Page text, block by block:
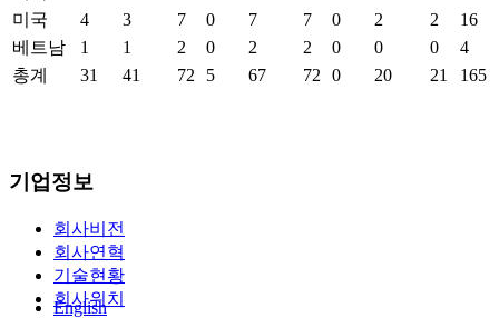
English
미국
4 3 7 0 7 7 0 2 2
16
베트남
1 1 2 0 2 2 0 0 0
4
총계
31 41 72 5 67 72 0 20 21 165
기업정보
회사비전
회사연혁
기술현황
회사위치